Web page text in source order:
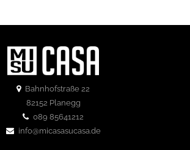
Bahnhofstraße 22
82152 Planegg
089 85641212
info@micasasucasa.de